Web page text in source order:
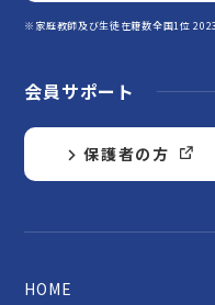
※家庭教師及び生徒在籍数全国1位
会員サポート
保護者の方
HOME